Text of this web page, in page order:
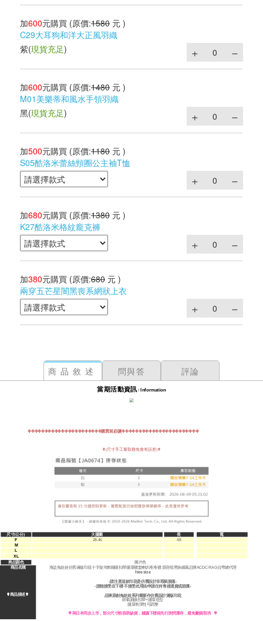
加600元購買 (原價:1580 元 )
C29大耳狗和洋大正風羽織
紫(現貨充足)
加600元購買 (原價:1480 元 )
M01美樂蒂和風水手領羽織
黑(現貨充足)
加500元購買 (原價:1180 元 )
S05酷洛米蕾絲頸圈公主袖T恤
加680元購買 (原價:1380 元 )
K27酷洛米格紋龐克褲
加380元購買 (原價:680 元 )
兩穿五芒星闇黑喪系網狀上衣
商品敘述 問與答 評論